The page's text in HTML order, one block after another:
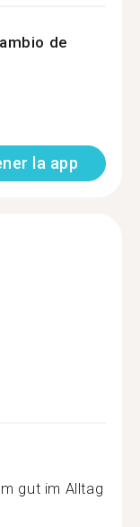
de
la app
gut im Alltag